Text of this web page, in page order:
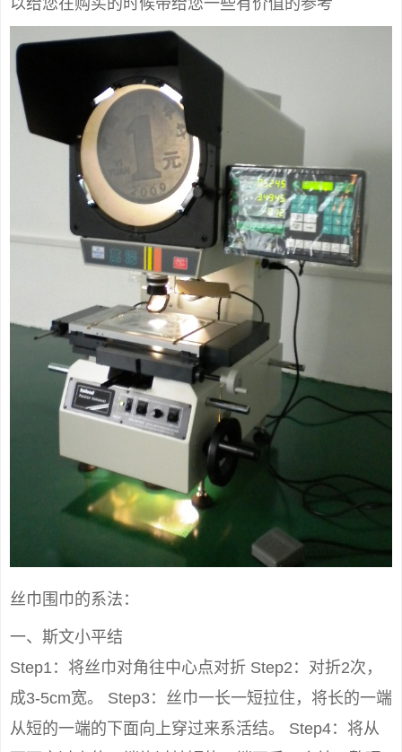
以给您在购买的时候带给您一些有价值的参考
丝巾围巾的系法：
一、斯文小平结
Step1：将丝巾对角往中心点对折 Step2：对折2次，
成3-5cm宽。 Step3：丝巾一长一短拉住，将长的一端
从短的一端的下面向上穿过来系活结。 Step4：将从